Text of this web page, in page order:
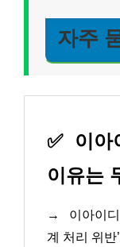
자주
✅
이아
이유는
→
이아이
계 처리 위반